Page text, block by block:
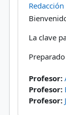
La clave
Profesor:
Profesor:
Profesor: